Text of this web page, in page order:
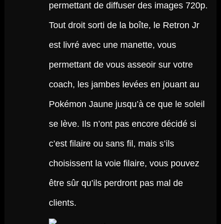
permettant de diffuser des images 720p.
Tout droit sorti de la boîte, le Retron Jr
est livré avec une manette, vous
permettant de vous asseoir sur votre
coach, les jambes levées en jouant au
Pokémon Jaune jusqu’à ce que le soleil
se lève. Ils n’ont pas encore décidé si
c’est filaire ou sans fil, mais s’ils
choisissent la voie filaire, vous pouvez
être sûr qu’ils perdront pas mal de
clients.